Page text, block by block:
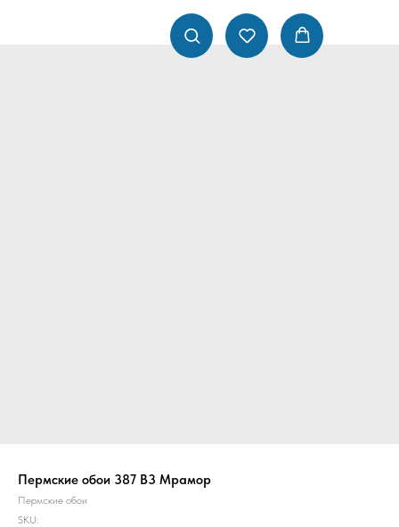
Пермские обои 387 В3 Мрамор
Пермские обои
SKU: